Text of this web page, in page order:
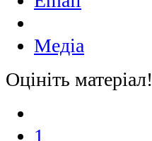
Медіа
Оцініть матеріал!
1